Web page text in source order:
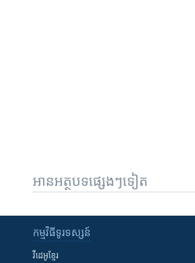
អានអត្ថបទផ្សេងៗទៀត
កម្មវិធី​ទូរទស្សន៍
វីដេអូ​ខ្មែរ